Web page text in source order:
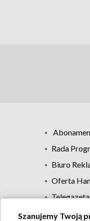
Rada
Biuro
Oferta
Szanujemy Twoją